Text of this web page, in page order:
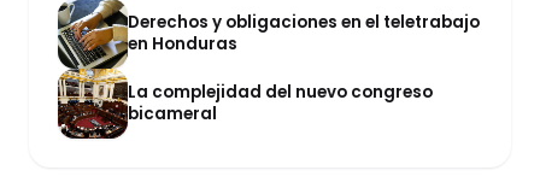
Derechos y obligaciones en el teletrabajo
en Honduras
La complejidad del nuevo congreso
bicameral